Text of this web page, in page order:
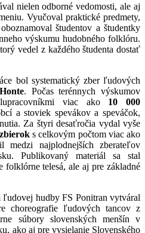
nielen odborné vedomosti, ale aj
Vyučoval praktické predmety,
študentov a študentky
výskumu hudobného folklóru.
vedel z každého študenta dostať
bol systematický zber ľudových
. Počas terénnych výskumov
viac ako 10 000
a stoviek spevákov a speváčok,
Za štyri desaťročia vydal vyše
s celkovým počtom viac ako
najplodnejších zberateľov
Publikovaný materiál sa stal
folklórne telesá, ale aj pre základné
hudby FS Ponitran vytváral
choreografie ľudových tancov z
súbory slovenských menšín v
ako aj pre vysielanie Slovenského